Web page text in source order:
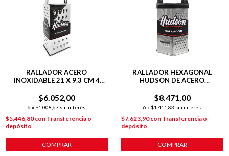
RALLADOR ACERO
INOXIDABLE 21 X 9.3 CM 4
$6.052,00
6 x $1.008,67 sin interés
$5.446,80con Transferencia o
depósito
COMPRAR
RALLADOR HEXAGONAL
HUDSON DE ACERO
$8.471,00
6 x $1.411,83 sin interés
$7.623,90con Transferencia o
depósito
COMPRAR